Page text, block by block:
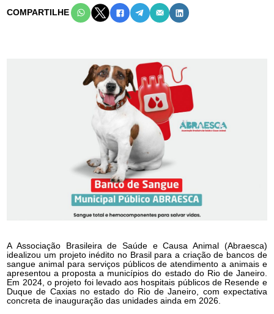
COMPARTILHE
A Associação Brasileira de Saúde e Causa Animal (Abraesca)
idealizou um projeto inédito no Brasil para a criação de bancos de
sangue animal para serviços públicos de atendimento a animais e
apresentou a proposta a municípios do estado do Rio de Janeiro.
Em 2024, o projeto foi levado aos hospitais públicos de Resende e
Duque de Caxias no estado do Rio de Janeiro, com expectativa
concreta de inauguração das unidades ainda em 2026.